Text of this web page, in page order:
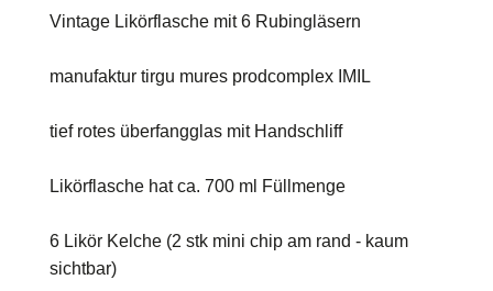
Vintage Likörflasche mit 6 Rubingläsern
manufaktur tirgu mures prodcomplex IMIL
tief rotes überfangglas mit Handschliff
Likörflasche hat ca. 700 ml Füllmenge
6 Likör Kelche (2 stk mini chip am rand - kaum
sichtbar)